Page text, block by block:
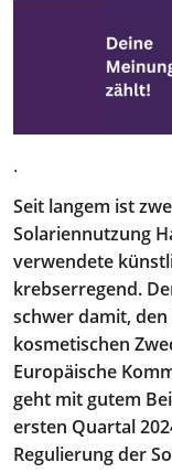
.
Seit langem ist
Solariennutzung
verwendete
krebserregend.
schwer damit,
kosmetischen
Europäische
geht mit gutem
ersten Quartal
Regulierung der